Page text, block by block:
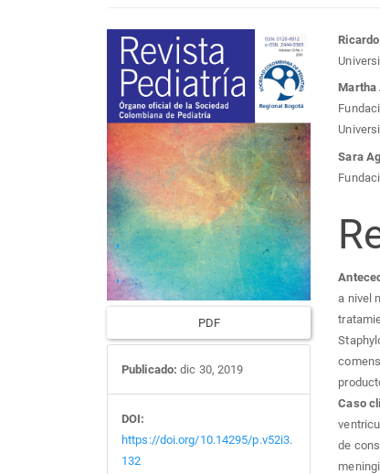
Barra
lateral
del
artículo
PDF
Publicado: dic 30, 2019
DOI:
https://doi.org/10.14295/p.v52i3.
132
Martha
Sara
a nivel
Caso
de